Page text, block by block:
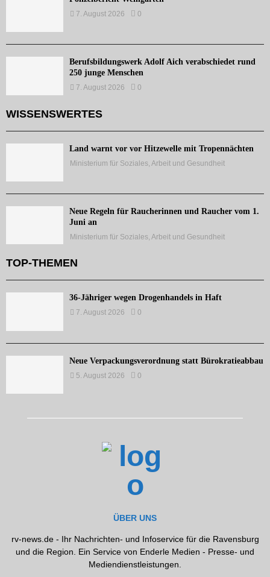
7. August 2026 0
Berufsbildungswerk Adolf Aich verabschiedet rund
250 junge Menschen
7. August 2026 0
WISSENSWERTES
Land warnt vor vor Hitzewelle mit Tropennächten
Ministerium für Soziales, Arbeit und Gesundheit
Neue Regeln für Raucherinnen und Raucher vom 1.
Juni an
Ministerium für Soziales, Arbeit und Gesundheit
TOP-THEMEN
36-Jähriger wegen Drogenhandels in Haft
7. August 2026 0
Neue Verpackungsverordnung statt Bürokratieabbau
5. August 2026 0
ÜBER UNS
rv-news.de - Ihr Nachrichten- und Infoservice für die Ravensburg
und die Region. Ein Service von Enderle Medien - Presse- und
Mediendienstleistungen.